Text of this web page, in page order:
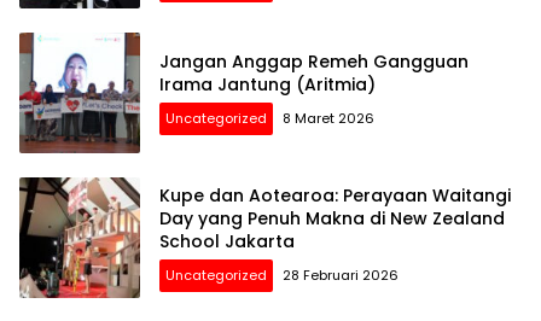
Jangan Anggap Remeh Gangguan
Irama Jantung (Aritmia)
Uncategorized 8 Maret 2026
Kupe dan Aotearoa: Perayaan Waitangi
Day yang Penuh Makna di New Zealand
School Jakarta
Uncategorized 28 Februari 2026